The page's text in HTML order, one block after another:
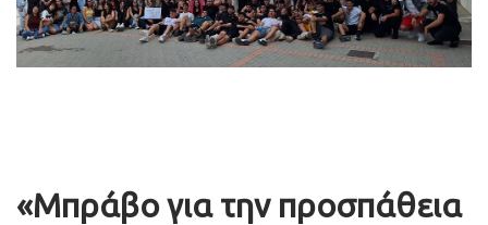
«Μπράβο για την προσπάθεια